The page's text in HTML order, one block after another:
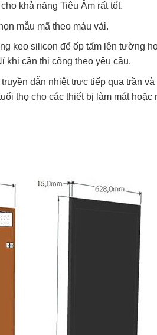
khả năng Tiêu Âm rất tốt.
mẫu mã theo màu vải.
keo silicon để ốp tấm lên tường
khi cần thi công theo yêu cầu.
dẫn nhiệt trực tiếp qua trần và
thọ cho các thiết bị làm mát hoặc